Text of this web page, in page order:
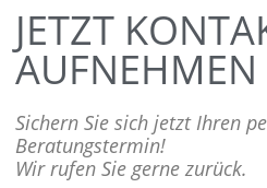
JETZT
AUFNEHMEN
Sichern Sie sich jetzt Ihren
Beratungstermin!
Wir rufen Sie gerne zurück.